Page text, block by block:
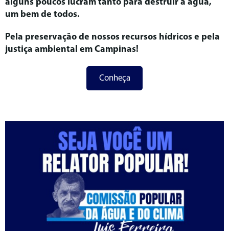
alguns poucos lucram tanto para destruir a água,
um bem de todos.
Pela preservação de nossos recursos hídricos e pela
justiça ambiental em Campinas!
Conheça